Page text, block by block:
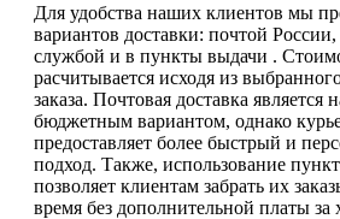
Для удобства наших клиентов мы
вариантов доставки: почтой России,
службой и в пункты выдачи .
расчитывается исходя из
заказа. Почтовая доставка является
бюджетным вариантом, однако
предоставляет более быстрый и
подход. Также, использование
позволяет клиентам забрать их
время без дополнительной платы за